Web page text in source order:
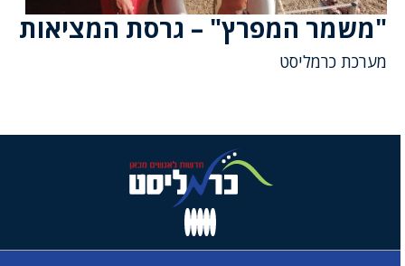
"משמר המפרץ" – גרסת המציאות
מערכת כרמליסט